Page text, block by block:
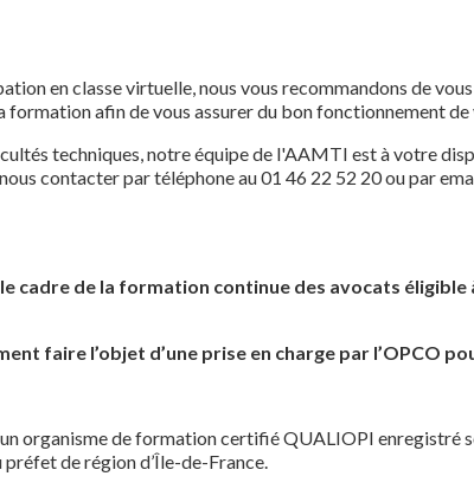
en classe virtuelle, nous vous recommandons de
formation afin de vous assurer du bon fonctionnement
techniques, notre équipe de l'AAMTI est à votre
contacter par téléphone au 01 46 22 52 20 ou par
cadre de la formation continue des avocats éligible
faire l’objet d’une prise en charge par l’OPCO
organisme de formation certifié QUALIOPI enregistré
de région d’Île-de-France.